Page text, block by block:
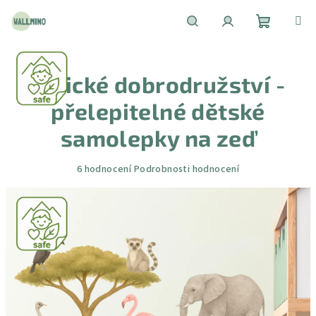
obsah
košík
Africké dobrodružství -
přelepitelné dětské
samolepky na zeď
Průměrné
5
hvězdiček.
6 hodnoceníPodrobnosti hodnocení